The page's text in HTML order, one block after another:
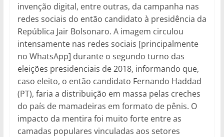
invenção digital, entre outras, da campanha nas
redes sociais do então candidato à presidência da
República Jair Bolsonaro. A imagem circulou
intensamente nas redes sociais [principalmente
no WhatsApp] durante o segundo turno das
eleições presidenciais de 2018, informando que,
caso eleito, o então candidato Fernando Haddad
(PT), faria a distribuição em massa pelas creches
do país de mamadeiras em formato de pênis. O
impacto da mentira foi muito forte entre as
camadas populares vinculadas aos setores